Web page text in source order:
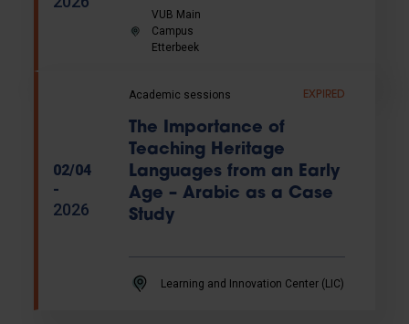
VUB Main
Campus
Etterbeek
02/04
-
2026
Academic sessions EXPIRED
The Importance of
Teaching Heritage
Languages from an Early
Age – Arabic as a Case
Study
Learning and Innovation Center (LIC)